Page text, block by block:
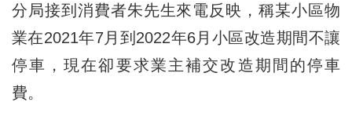
分局接到消費者朱先生來電反映，稱某小區物
業在2021年7月到2022年6月小區改造期間不讓
停車，現在卻要求業主補交改造期間的停車
費。